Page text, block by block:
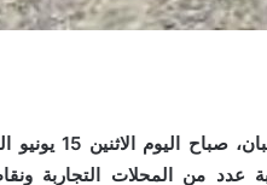
قاد قائد الملحقة
من المحلات التجاربة